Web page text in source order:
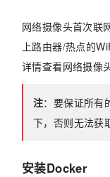
网络摄像头首次联
上路由器/热点的
详情查看网络摄像
注：要保证所有
下，否则无法获
安装Docker